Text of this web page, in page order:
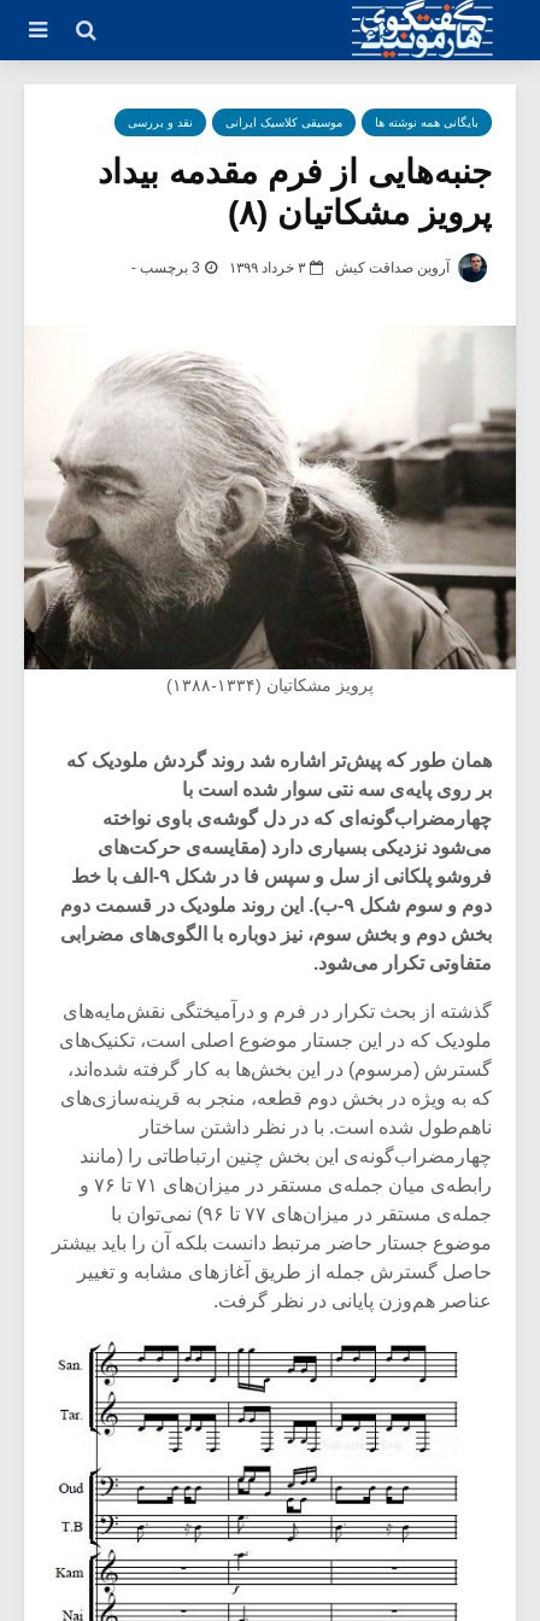
بایگانی همه نوشته ها موسیقی کلاسیک ایرانی نقد و بررسی
جنبه‌هایی از فرم مقدمه‌ بیداد
پرویز مشکاتیان (۸)
آروین صداقت کیش ۳ خرداد ۱۳۹۹ 3 برچسب -
پرویز مشکاتیان (۱۳۳۴-۱۳۸۸)
همان طور که پیش‌تر اشاره شد روند گردش ملودیک که
بر روی پایه‌ی سه نتی سوار شده است با
چهارمضراب‌گونه‌ای که در دل گوشه‌ی باوی نواخته
می‌شود نزدیکی بسیاری دارد (مقایسه‌ی حرکت‌های
فروشو پلکانی از سل و سپس فا در شکل ۹-الف با خط
دوم و سوم شکل ۹-ب). این روند ملودیک در قسمت دوم
بخش دوم و بخش سوم، نیز دوباره با الگوی‌های مضرابی
متفاوتی تکرار می‌شود.
گذشته از بحث تکرار در فرم و درآمیختگی نقش‌مایه‌های
ملودیک که در این جستار موضوع اصلی است، تکنیک‌های
گسترش (مرسوم) در این بخش‌ها به کار گرفته شده‌اند،
که به ویژه در بخش دوم قطعه، منجر به قرینه‌سازی‌های
ناهم‌طول شده است. با در نظر داشتن ساختار
چهارمضراب‌گونه‌ی این بخش چنین ارتباطاتی را (مانند
رابطه‌ی میان جمله‌ی مستقر در میزان‌های ۷۱ تا ۷۶ و
جمله‌ی مستقر در میزان‌های ۷۷ تا ۹۶) نمی‌توان با
موضوع جستار حاضر مرتبط دانست بلکه آن را باید بیشتر
حاصل گسترش جمله از طریق آغازهای مشابه و تغییر
عناصر هم‌وزن پایانی در نظر گرفت.
میکلوش روژا
یادداشتی بر موسیقی
متن فیلم «متری
دوره